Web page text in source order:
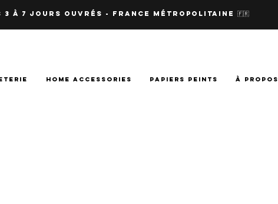
3 à 7 JOURS OUVRés - fRANCE Métropolitaine 🇫🇷
HOME ACCESSORIES PAPIERS PEINTS à PROPOS